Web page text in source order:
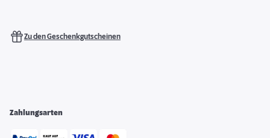
Zu den Geschenkgutscheinen
Zahlungsarten